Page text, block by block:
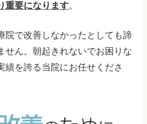
重要になります。
院で改善しなかったとしても諦
せん。朝起きれないでお困りな
績を誇る当院にお任せくださ